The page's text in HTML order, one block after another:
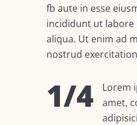
fb aute in esse
incididunt ut labore
aliqua. Ut enim ad
nostrud
1/4
Lorem
amet,